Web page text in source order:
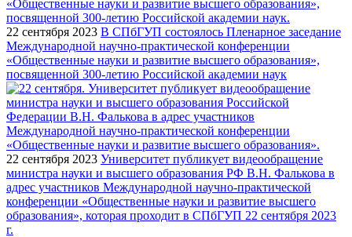
22 сентября 2023 В СПбГУП состоялось Пленарное заседание
Международной научно-практической конференции
«Общественные науки и развитие высшего образования»,
посвященной 300-летию Российской академии наук
22 сентября 2023 Университет публикует видеообращение
министра науки и высшего образования РФ В.Н. Фалькова в
адрес участников Международной научно-практической
конференции «Общественные науки и развитие высшего
образования», которая проходит в СПбГУП 22 сентября 2023
г.